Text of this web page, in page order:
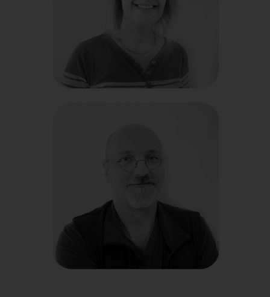
Colette
Livreur